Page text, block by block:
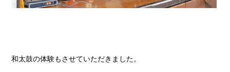
和太鼓の体験もさせていただきました。